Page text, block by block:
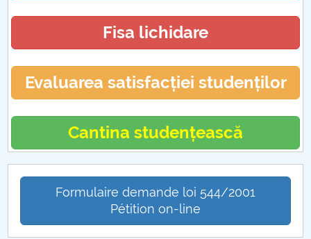
Fisa lichidare
Evaluarea satisfacției studenților
Cantina studențească
Formulaire demande loi 544/2001
Pétition on-line